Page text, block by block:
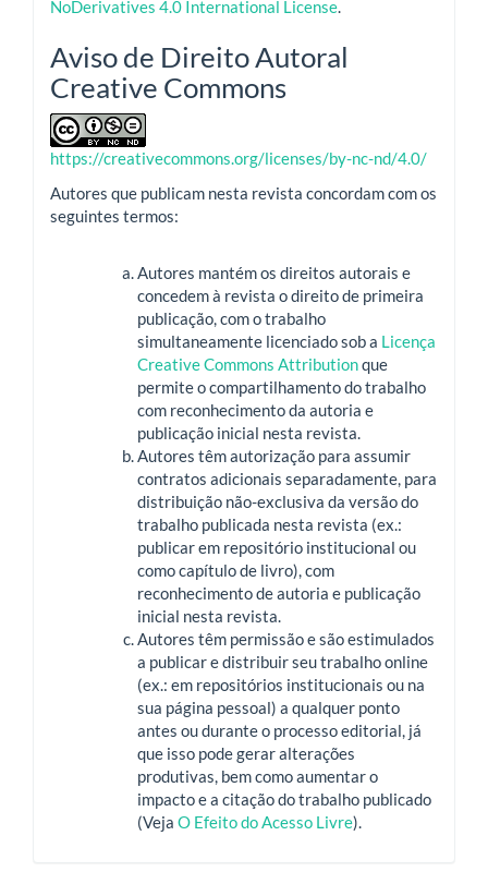
NoDerivatives 4.0 International License.
Aviso de Direito Autoral
Creative Commons
https://creativecommons.org/licenses/by-nc-nd/4.0/
Autores que publicam nesta revista concordam com os
seguintes termos:
Autores mantém os direitos autorais e
concedem à revista o direito de primeira
publicação, com o trabalho
simultaneamente licenciado sob a Licença
Creative Commons Attributionque
permite o compartilhamento do trabalho
com reconhecimento da autoria e
publicação inicial nesta revista.
Autores têm autorização para assumir
contratos adicionais separadamente, para
distribuição não-exclusiva da versão do
trabalho publicada nesta revista (ex.:
publicar em repositório institucional ou
como capítulo de livro), com
reconhecimento de autoria e publicação
inicial nesta revista.
Autores têm permissão e são estimulados
a publicar e distribuir seu trabalho online
(ex.: em repositórios institucionais ou na
sua página pessoal) a qualquer ponto
antes ou durante o processo editorial, já
que isso pode gerar alterações
produtivas, bem como aumentar o
impacto e a citação do trabalho publicado
(Veja O Efeito do Acesso Livre).